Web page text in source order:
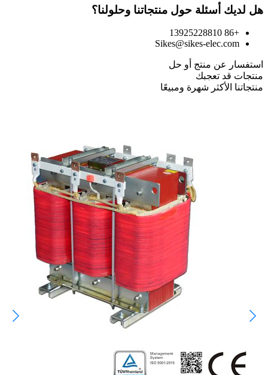
هل لديك أسئلة حول منتجاتنا وحلولنا؟
+86 13925228810
Sikes@sikes-elec.com
استفسار عن منتج أو حل
منتجات قد تعجبك
منتجاتنا الأكثر شهرة ومبيعًا